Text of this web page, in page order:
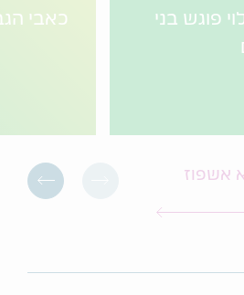
פוגש בני
כאבי
אשפוז